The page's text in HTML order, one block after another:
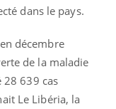
dans le pays.
décembre
de la maladie
28 639 cas
Le Libéria, la